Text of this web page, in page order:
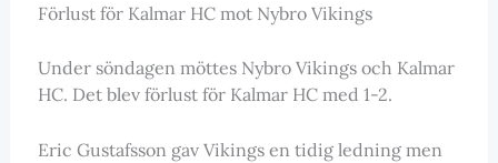
Förlust för Kalmar HC mot Nybro Vikings
Under söndagen möttes Nybro Vikings och Kalmar
HC. Det blev förlust för Kalmar HC med 1-2.
Eric Gustafsson gav Vikings en tidig ledning men